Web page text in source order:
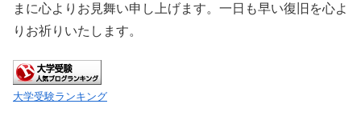
まに心よりお見舞い申し上げます。一日も早い復旧を心よ
りお祈りいたします。
大学受験ランキング